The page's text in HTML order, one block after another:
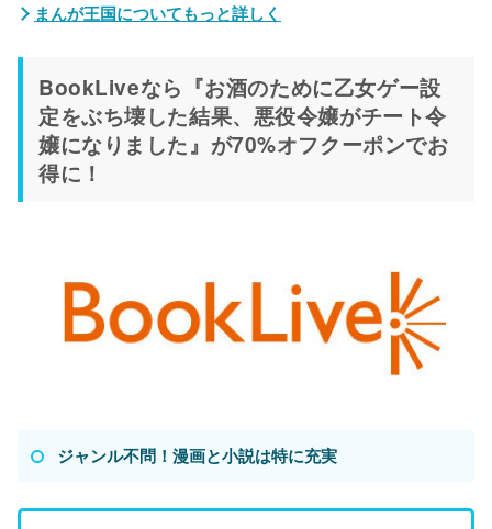
まんが王国についてもっと詳しく
BookLiveなら『お酒のために乙女ゲー設
定をぶち壊した結果、悪役令嬢がチート令
嬢になりました』が70%オフクーポンでお
得に！
ジャンル不問！漫画と小説は特に充実